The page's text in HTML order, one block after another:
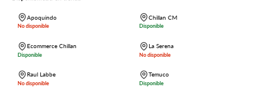
Apoquindo
No disponible
Chillan CM
Disponible
Ecommerce Chillan
Disponible
La Serena
No disponible
Raul Labbe
No disponible
Temuco
Disponible